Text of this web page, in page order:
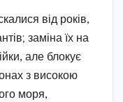
від років,
заміна їх на
але блокує
з високою
моря,